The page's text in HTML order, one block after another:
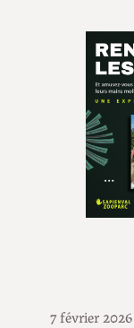
7 février 2026